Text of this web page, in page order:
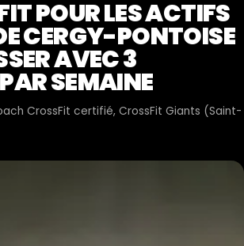
POUR LES ACTIFS
CERGY-PONTOISE
AVEC 3
SEMAINE
CrossFit certifié, CrossFit Giants (Saint-